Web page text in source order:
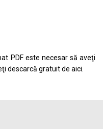
PDF este necesar să aveţi
descarcă gratuit de aici.